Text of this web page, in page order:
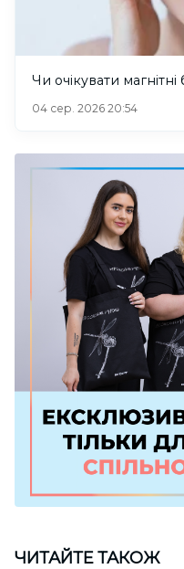
Чи очікувати
04 сер. 2026 20:54
ЧИТАЙТЕ ТАКОЖ